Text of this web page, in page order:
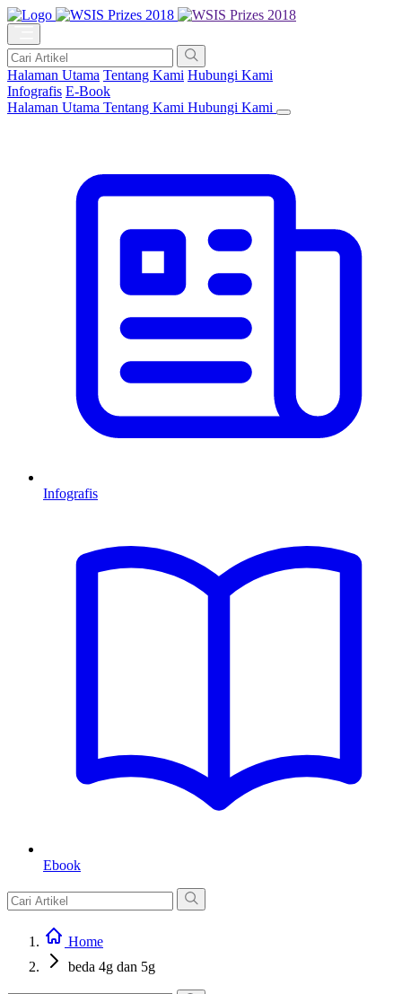
Halaman Utama Tentang Kami Hubungi Kami
Infografis E-Book
Halaman Utama Tentang Kami Hubungi Kami
Infografis
Ebook
Home
beda 4g dan 5g